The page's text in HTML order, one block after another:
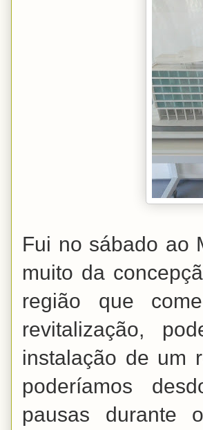
Fui no sábado ao
muito da
região que
revitalização,
instalação de um
poderíamos
pausas durante